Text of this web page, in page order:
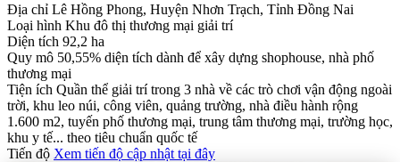
Địa chỉ Lê Hồng Phong, Huyện Nhơn Trạch, Tỉnh Đồng Nai
Loại hình Khu đô thị thương mại giải trí
Diện tích 92,2 ha
Quy mô 50,55% diện tích dành để xây dựng shophouse, nhà phố
thương mại
Tiện ích Quần thể giải trí trong 3 nhà về các trò chơi vận động ngoài
trời, khu leo núi, công viên, quảng trường, nhà điều hành rộng
1.600 m2, tuyến phố thương mại, trung tâm thương mại, trường học,
khu y tế... theo tiêu chuẩn quốc tế
Tiến độ Xem tiến độ cập nhật tại đây